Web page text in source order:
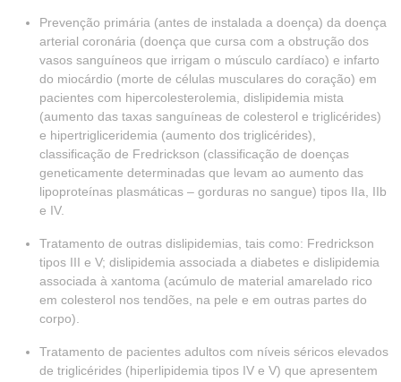
Prevenção primária (antes de instalada a doença) da doença
arterial coronária (doença que cursa com a obstrução dos
vasos sanguíneos que irrigam o músculo cardíaco) e infarto
do miocárdio (morte de células musculares do coração) em
pacientes com hipercolesterolemia, dislipidemia mista
(aumento das taxas sanguíneas de colesterol e triglicérides)
e hipertrigliceridemia (aumento dos triglicérides),
classificação de Fredrickson (classificação de doenças
geneticamente determinadas que levam ao aumento das
lipoproteínas plasmáticas – gorduras no sangue) tipos IIa, IIb
e IV.
Tratamento de outras dislipidemias, tais como: Fredrickson
tipos III e V; dislipidemia associada a diabetes e dislipidemia
associada à xantoma (acúmulo de material amarelado rico
em colesterol nos tendões, na pele e em outras partes do
corpo).
Tratamento de pacientes adultos com níveis séricos elevados
de triglicérides (hiperlipidemia tipos IV e V) que apresentem